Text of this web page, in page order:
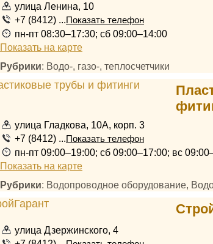
улица Ленина, 10
+7 (8412) ...Показать телефон
пн-пт 08:30–17:30; сб 09:00–14:00
Показать на карте
Рубрики: Водо-, газо-, теплосчетчики
улица Гладкова, 10А, корп. 3
+7 (8412) ...Показать телефон
пн-пт 09:00–19:00; сб 09:00–17:00; вс
Показать на карте
Рубрики: Водопроводное оборудование,
улица Дзержинского, 4